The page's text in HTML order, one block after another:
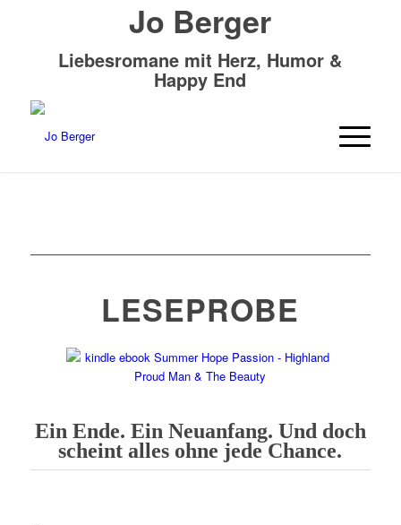
Jo Berger
Liebesromane mit Herz, Humor &
Happy End
LESEPROBE
Ein Ende. Ein Neuanfang. Und doch
scheint alles ohne jede Chance.